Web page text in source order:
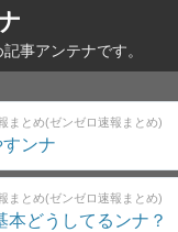
事アンテナです。
まとめ(ゼンゼロ速報まとめ)
ンナ
まとめ(ゼンゼロ速報まとめ)
本どうしてるンナ？